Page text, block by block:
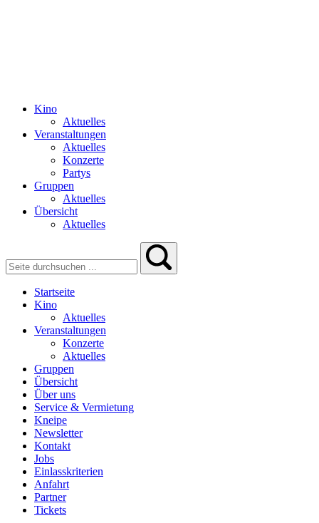
Kino
Aktuelles
Veranstaltungen
Aktuelles
Konzerte
Partys
Gruppen
Aktuelles
Übersicht
Aktuelles
Startseite
Kino
Aktuelles
Veranstaltungen
Konzerte
Aktuelles
Gruppen
Übersicht
Über uns
Service & Vermietung
Kneipe
Newsletter
Kontakt
Jobs
Einlasskriterien
Anfahrt
Partner
Tickets